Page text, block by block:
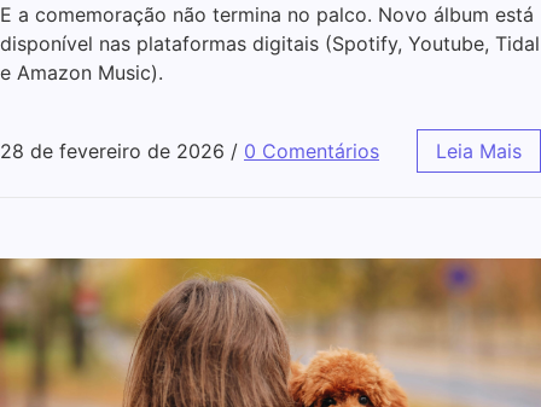
E a comemoração não termina no palco. Novo álbum está
disponível nas plataformas digitais (Spotify, Youtube, Tidal
e Amazon Music).
28 de fevereiro de 2026 / 0 Comentários Leia Mais